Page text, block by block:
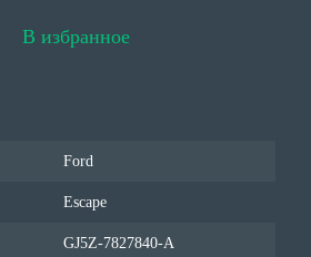
В избранное
Ford
Escape
GJ5Z-7827840-A